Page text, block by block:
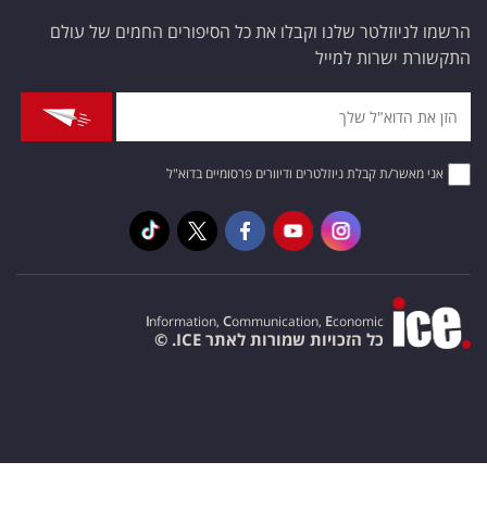
הרשמו לניוזלטר שלנו וקבלו את כל הסיפורים החמים של עולם
התקשורת ישרות למייל
אני מאשר/ת קבלת ניוזלטרים ודיוורים פרסומיים בדוא"ל
Information, Communication, Economic
כל הזכויות שמורות לאתר ICE. ©